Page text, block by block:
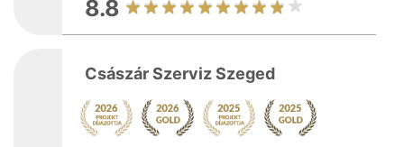
8.8
Császár Szerviz Szeged